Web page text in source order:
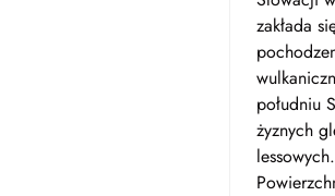
zakłada
południu
żyznych
lessowych.